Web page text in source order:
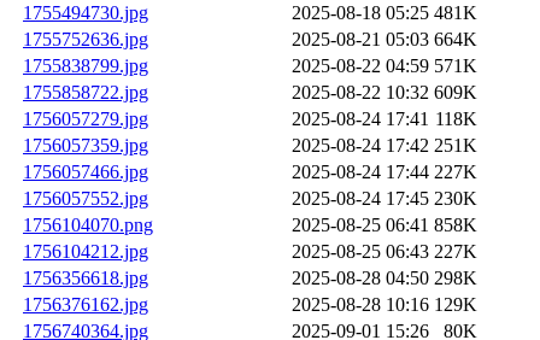
1755494730.jpg
2025-08-18 05:25 481K
1755752636.jpg
2025-08-21 05:03 664K
1755838799.jpg
2025-08-22 04:59 571K
1755858722.jpg
2025-08-22 10:32 609K
1756057279.jpg
2025-08-24 17:41 118K
1756057359.jpg
2025-08-24 17:42 251K
1756057466.jpg
2025-08-24 17:44 227K
1756057552.jpg
2025-08-24 17:45 230K
1756104070.png
2025-08-25 06:41 858K
1756104212.jpg
2025-08-25 06:43 227K
1756356618.jpg
2025-08-28 04:50 298K
1756376162.jpg
2025-08-28 10:16 129K
1756740364.jpg
2025-09-01 15:26
80K